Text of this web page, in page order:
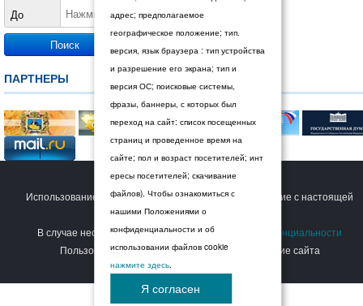
До
ПАРТНЕРЫ
© 2026 Дума Ставропольского края.
Использование сайта Пользователем означает согласие с настоящей
Политикой конфиденциальности
В случае несогласия с условиями Политики конфиденциальности
Пользователь должен прекратить использование сайта
адрес; предполагаемое
географическое положение; тип.
версия, язык браузера : тип устройства
и разрешение его экрана; тип и
версия ОС; поисковые системы,
фразы, баннеры, с которых был
переход на сайт: список посещенных
страниц и проведенное время на
сайте; пол и возраст посетителей; инт
ересы посетителей; скачивание
файлов). Чтобы ознакомиться с
нашими Положениями о
конфиденциальности и об
использовании файлов cookie
нажмите здесь.
Я согласен